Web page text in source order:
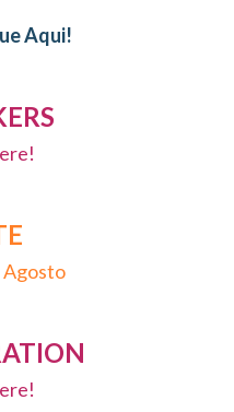
Aqui!
Agosto